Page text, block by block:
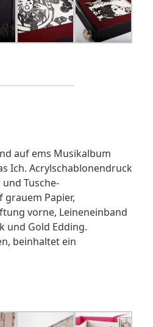
auf ems Musikalbum
Ich. Acrylschablonendruck
Tusche-
grauem Papier,
vorne, Leineneinband
und Gold Edding.
beinhaltet ein